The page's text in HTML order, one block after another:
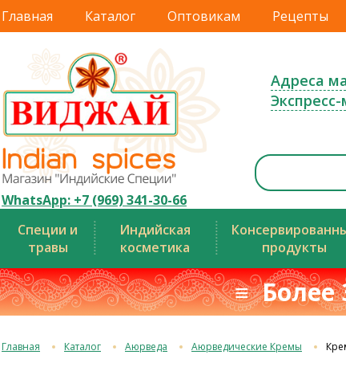
Главная Каталог Оптовикам Рецепты
WhatsApp: +7 (969) 341-30-66
Адреса
Специи и
травы
Индийская
косметика
продукты
≡ Более
Главная Каталог Аюрведа Аюрведические Кремы